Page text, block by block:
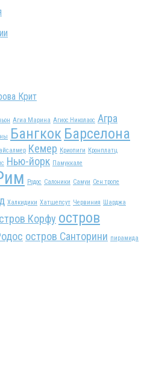
Крит
Агиа Марина Агиос Николаос Агра
Бангкок Барселона
Кемер Криопиги Кронплатц
Нью-йорк Памуккале
Родос Салоники Самуи Сен тропе
Халкидики Хатшепсут Червиния Шарджа
Корфу остров
остров Санторини пирамида